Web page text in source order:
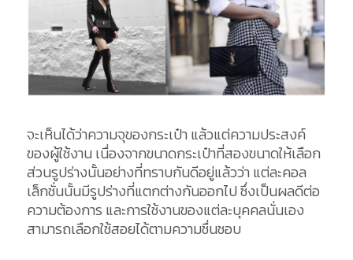
จะเห็นได้ว่าความจุของกระเป๋า แล้วแต่ความประสงค์
ของผู้ใช้งาน เนื่องจากขนาดกระเป๋าที่สองขนาดให้เลือก
ส่วนรูปร่างนั้นอย่างที่ทราบกันดีอยู่แล้วว่า แต่ละคอล
เล็กชั่นนั้นมีรูปร่างที่แตกต่างกันออกไป ซึ่งเป็นผลดีต่อ
ความต้องการ และการใช้งานของแต่ละบุคคลนั่นเอง
สามารถเลือกใช้สอยได้ตามความชื่นชอบ